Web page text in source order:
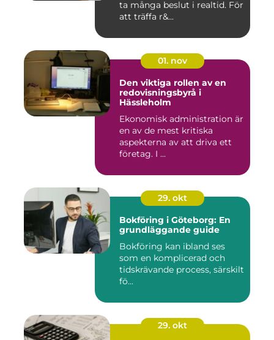
ta många beslut i realtid. För
att träffa r&...
01. nov
Den viktiga rollen av en
redovisningsbyrå i
Hässleholm
Ekonomisk administration är
en av de mest kritiska
aspekterna av att driva ett
företag. I ...
29. okt
Bokföring i Göteborg: En
grundläggande guide
Bokföring kan ibland ses
som en komplicerad och
tidskrävande process, särskilt
fö...
29. okt